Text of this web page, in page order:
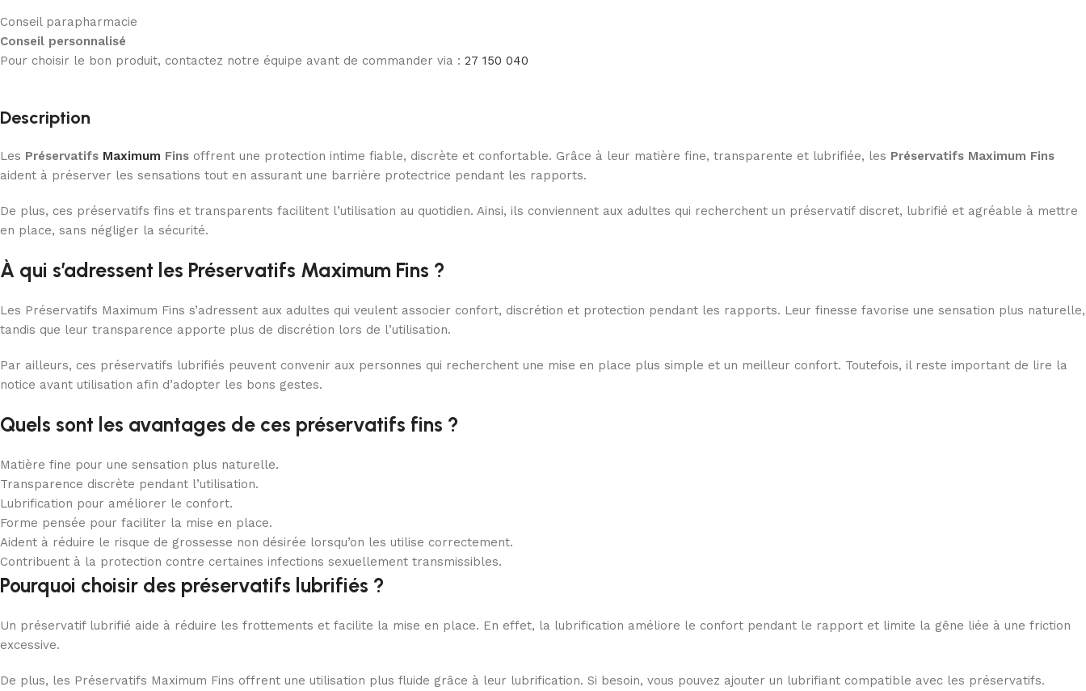
Conseil parapharmacie
Conseil personnalisé
Pour choisir le bon produit, contactez notre équipe avant de commander via : 27 150 040
Description
Les Préservatifs Maximum Fins offrent une protection intime fiable, discrète et confortable. Grâce à leur matière fine, transparente et lubrifiée, les Préservatifs Maximum Fins
aident à préserver les sensations tout en assurant une barrière protectrice pendant les rapports.
De plus, ces préservatifs fins et transparents facilitent l’utilisation au quotidien. Ainsi, ils conviennent aux adultes qui recherchent un préservatif discret, lubrifié et agréable à mettre
en place, sans négliger la sécurité.
À qui s’adressent les Préservatifs Maximum Fins ?
Les Préservatifs Maximum Fins s’adressent aux adultes qui veulent associer confort, discrétion et protection pendant les rapports. Leur finesse favorise une sensation plus naturelle,
tandis que leur transparence apporte plus de discrétion lors de l’utilisation.
Par ailleurs, ces préservatifs lubrifiés peuvent convenir aux personnes qui recherchent une mise en place plus simple et un meilleur confort. Toutefois, il reste important de lire la
notice avant utilisation afin d’adopter les bons gestes.
Quels sont les avantages de ces préservatifs fins ?
Matière fine pour une sensation plus naturelle.
Transparence discrète pendant l’utilisation.
Lubrification pour améliorer le confort.
Forme pensée pour faciliter la mise en place.
Aident à réduire le risque de grossesse non désirée lorsqu’on les utilise correctement.
Contribuent à la protection contre certaines infections sexuellement transmissibles.
Pourquoi choisir des préservatifs lubrifiés ?
Un préservatif lubrifié aide à réduire les frottements et facilite la mise en place. En effet, la lubrification améliore le confort pendant le rapport et limite la gêne liée à une friction
excessive.
De plus, les Préservatifs Maximum Fins offrent une utilisation plus fluide grâce à leur lubrification. Si besoin, vous pouvez ajouter un lubrifiant compatible avec les préservatifs.